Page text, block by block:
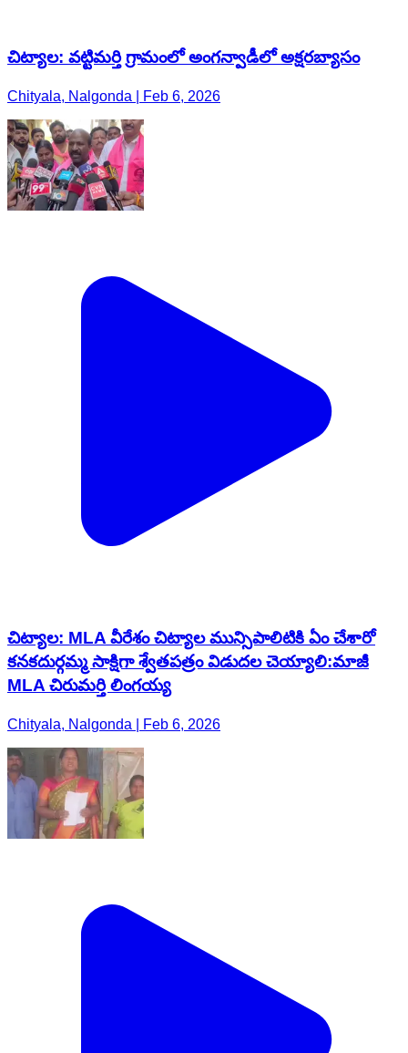
చిట్యాల: వట్టిమర్తి గ్రామంలో అంగన్వాడీలో అక్షరబ్యాసం
Chityala, Nalgonda | Feb 6, 2026
చిట్యాల: MLA వీరేశం చిట్యాల మున్సిపాలిటికి ఏం చేశారో
కనకదుర్గమ్మ సాక్షిగా శ్వేతపత్రం విడుదల చెయ్యాలి:మాజీ
MLA చిరుమర్తి లింగయ్య
Chityala, Nalgonda | Feb 6, 2026